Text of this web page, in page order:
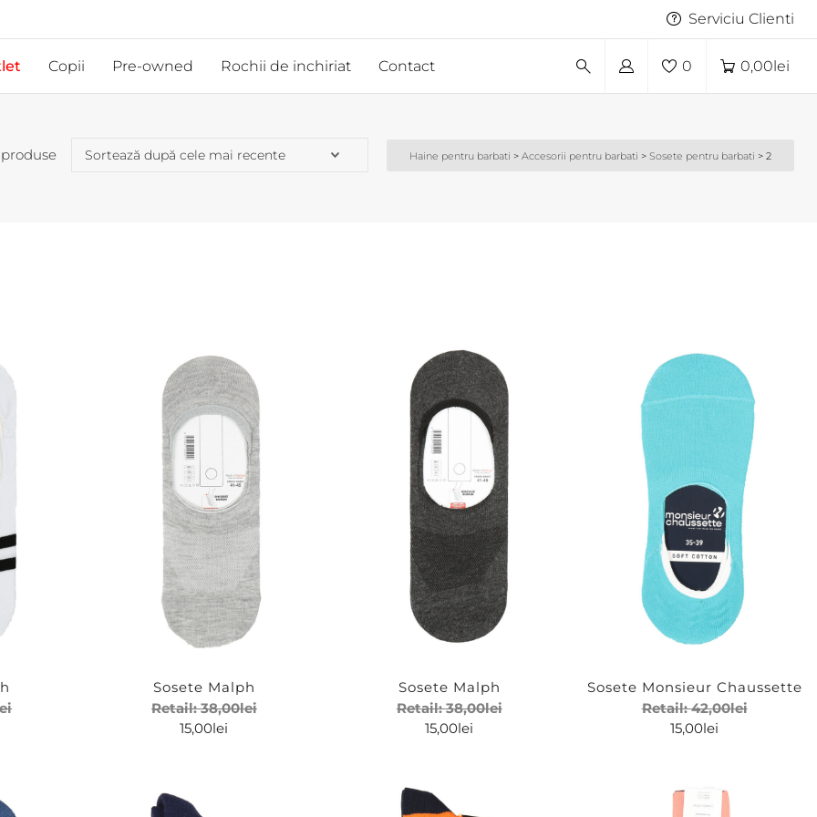
Serviciu Clienti
Copii Pre-owned Rochii de inchiriat Contact 0 0,00lei
Haine pentru barbati > Accesorii pentru barbati > Sosete pentru barbati > 2
Sosete Malph
Retail:38,00lei
15,00lei
Sosete Malph
Retail:38,00lei
15,00lei
Sosete Monsieur Chaussette
Retail:42,00lei
15,00lei